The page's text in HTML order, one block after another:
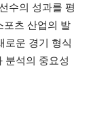
수의 성과를 평
포츠 산업의 발
로운 경기 형식
분석의 중요성